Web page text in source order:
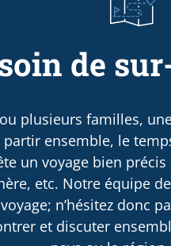
de
plusieurs familles,
ensemble, le
un voyage bien
etc. Notre équipe
n’hésitez donc
et discuter